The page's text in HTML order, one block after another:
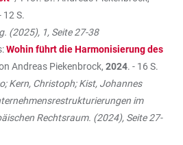
12 S.
(2025), 1, Seite 27-38
Wohin führt die Harmonisierung des
Andreas Piekenbrock, 2024. - 16 S.
Kern, Christoph; Kist, Johannes
im
Rechtsraum. (2024), Seite 27-